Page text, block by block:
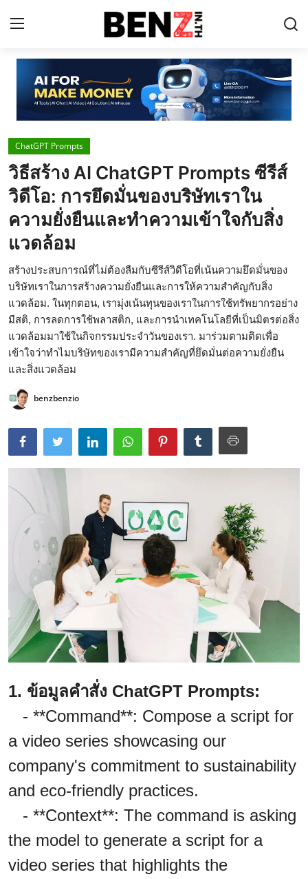
Home
Contact
AI Tools
ChatGPT Prompts
ข่าว AI รอบโลก
ThaiGPT Builder
คอร์สเรียน ChatGPT
ChatGPT Prompts
วิธีสร้าง AI ChatGPT Prompts ซีรีส์
วิดีโอ: การยึดมั่นของบริษัทเราใน
ความยั่งยืนและทำความเข้าใจกับสิ่ง
แวดล้อม
สร้างประสบการณ์ที่ไม่ต้องลืมกับซีรีส์วิดีโอที่เน้นความยึดมั่นของ
บริษัทเราในการสร้างความยั่งยืนและการให้ความสำคัญกับสิ่ง
แวดล้อม. ในทุกตอน, เรามุ่งเน้นทุนของเราในการใช้ทรัพยากรอย่าง
มีสติ, การลดการใช้พลาสติก, และการนำเทคโนโลยีที่เป็นมิตรต่อสิ่ง
แวดล้อมมาใช้ในกิจกรรมประจำวันของเรา. มาร่วมตามติดเพื่อ
เข้าใจว่าทำไมบริษัทของเรามีความสำคัญที่ยึดมั่นต่อความยั่งยืน
และสิ่งแวดล้อม
benzbenzio
1. ข้อมูลคำสั่ง ChatGPT Prompts:
- **Command**: Compose a script for
a video series showcasing our
company's commitment to sustainability
and eco-friendly practices.
- **Context**: The command is asking
the model to generate a script for a
video series that highlights the